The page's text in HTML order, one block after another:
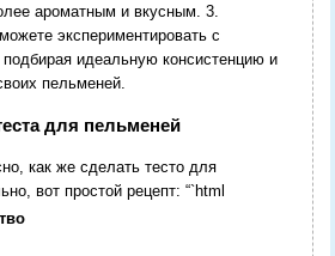
ароматным и вкусным. 3.
экспериментировать с
идеальную консистенцию и
пельменей.
для пельменей
как же сделать тесто для
вот простой рецепт: “`html